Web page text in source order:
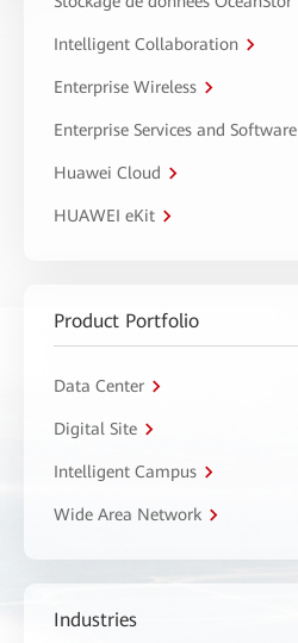
Intelligent Collaboration
Enterprise Wireless
Enterprise Services and Software
Huawei Cloud
HUAWEI eKit
Product Portfolio
Data Center
Digital Site
Intelligent Campus
Wide Area Network
Industries